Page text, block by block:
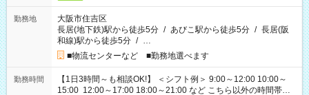
勤務地
大阪市住吉区
長居(地下鉄)駅から徒歩5分 / あびこ駅から徒歩5分 / 長居(阪
和線)駅から徒歩5分 / …
■物流センターなど ■勤務地選べます
勤務時間
【1日3時間～も相談OK!】 ＜シフト例＞ 9:00～12:00 10:00～
15:00 12:00～17:00 18:00～21:00 など こちら以外の時間帯も